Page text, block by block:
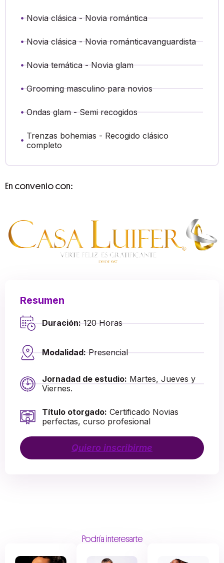
Novia clásica - Novia romántica
Novia clásica - Novia románticavanguardista
Novia temática - Novia glam
Grooming masculino para novios
Ondas glam - Semi recogidos
Trenzas bohemias - Recogido clásico
completo
En convenio con:
Resumen
Duración:120 Horas
Modalidad:Presencial
Jornadad de estudio: Martes, Jueves y
Viernes.
Título otorgado: Certificado Novias
perfectas, curso profesional
Quiero inscribirme
Podría interesarte